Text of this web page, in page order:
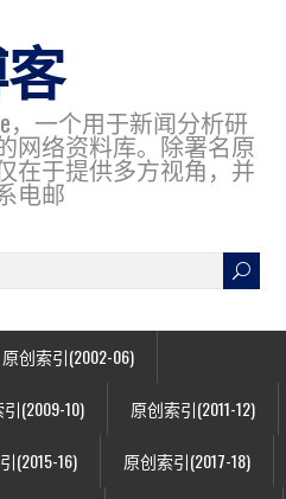
，一个用于新闻分析研
网络资料库。除署名原
在于提供多方视角，并
电邮
原创索引(2002-06)
(2009-10) 原创索引(2011-12)
(2015-16) 原创索引(2017-18)